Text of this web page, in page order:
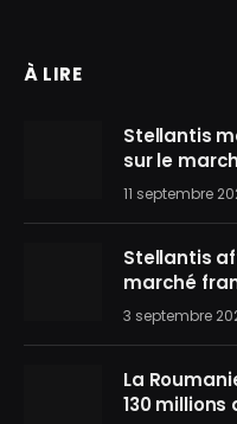
À LIRE
Stellantis
sur le
11 septembre
Stellantis
marché
3 septembre
La
130 millions